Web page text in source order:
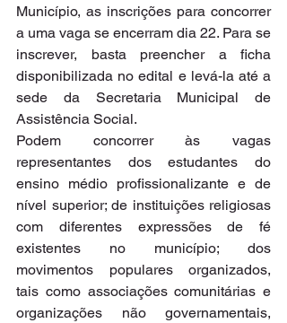
Município, as inscrições para concorrer
a uma vaga se encerram dia 22. Para se
inscrever, basta preencher a ficha
disponibilizada no edital e levá-la até a
sede da Secretaria Municipal de
Assistência Social.
Podem concorrer às vagas
representantes dos estudantes do
ensino médio profissionalizante e de
nível superior; de instituições religiosas
com diferentes expressões de fé
existentes no município; dos
movimentos populares organizados,
tais como associações comunitárias e
organizações não governamentais,